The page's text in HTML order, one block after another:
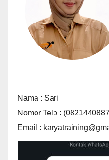
Nama : Sari
Nomor Telp :
Email :